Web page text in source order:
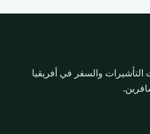
والسفر في أفريقيا